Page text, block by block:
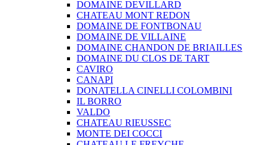
DOMAINE DEVILLARD
CHATEAU MONT REDON
DOMAINE DE FONTBONAU
DOMAINE DE VILLAINE
DOMAINE CHANDON DE BRIAILLES
DOMAINE DU CLOS DE TART
CAVIRO
CANAPI
DONATELLA CINELLI COLOMBINI
IL BORRO
VALDO
CHATEAU RIEUSSEC
MONTE DEI COCCI